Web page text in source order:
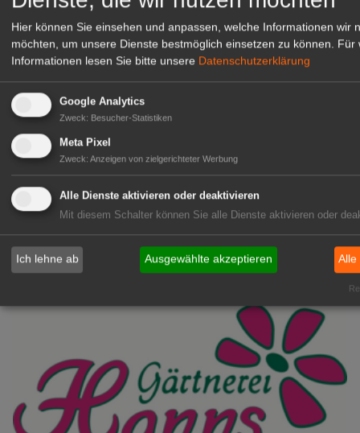
Kientzler Jungpflanzen GmbH
& Co KG
(Geselle/Meister/Techniker)
(m/w/d)
zur Stellenanzeige
Hier können Sie einsehen und anpassen, welche Informationen wir
möchten, um unsere Dienste bestmöglich einsetzen zu können. Für
Informationen lesen Sie bitte unsere Datenschutzerklärung
Google Analytics
Zweck: Besucher-Statistiken
Meta Pixel
Zweck: Anzeigen von zielgerichteter Werbung
Alle Dienste aktivieren oder deaktivieren
Mit diesem Schalter können Sie alle Dienste aktivieren oder
Ich lehne ab Ausgewählte akzeptieren Alle